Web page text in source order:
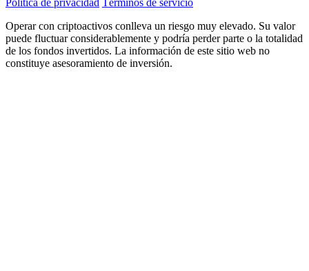
Operar con criptoactivos conlleva un riesgo muy elevado. Su valor
puede fluctuar considerablemente y podría perder parte o la totalidad
de los fondos invertidos. La información de este sitio web no
constituye asesoramiento de inversión.